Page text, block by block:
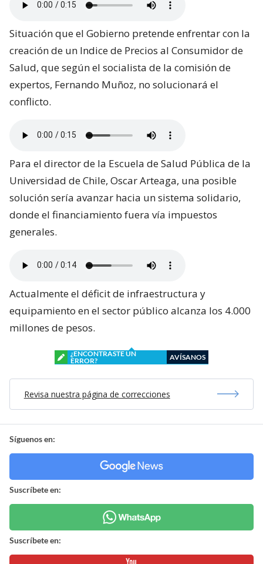
Situación que el Gobierno pretende enfrentar con la
creación de un Indice de Precios al Consumidor de
Salud, que según el socialista de la comisión de
expertos, Fernando Muñoz, no solucionará el
conflicto.
Para el director de la Escuela de Salud Pública de la
Universidad de Chile, Oscar Arteaga, una posible
solución sería avanzar hacia un sistema solidario,
donde el financiamiento fuera vía impuestos
generales.
Actualmente el déficit de infraestructura y
equipamiento en el sector público alcanza los 4.000
millones de pesos.
¿ENCONTRASTE UN
ERROR?
AVÍSANOS
Revisa nuestra página de correcciones
Síguenos en:
Suscríbete en:
Suscríbete en: